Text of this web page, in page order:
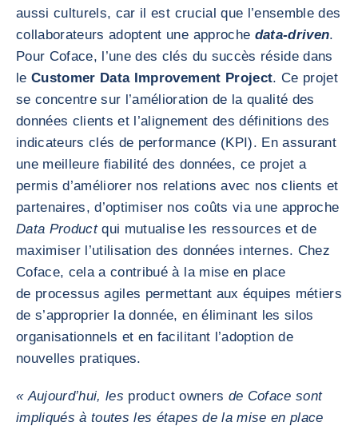
aussi culturels, car il est crucial que l’ensemble des
collaborateurs adoptent une approche data-driven.
Pour Coface, l’une des clés du succès réside dans
leCustomer Data Improvement Project. Ce projet
se concentre sur l’amélioration de la qualité des
données clients et l’alignement des définitions des
indicateurs clés de performance (KPI). En assurant
une meilleure fiabilité des données, ce projet a
permis d’améliorer nos relations avec nos clients et
partenaires, d’optimiser nos coûts via une approche
Data Productqui mutualise les ressources et de
maximiser l’utilisation des données internes. Chez
Coface, cela a contribué à la mise en place
de processus agiles permettant aux équipes métiers
de s’approprier la donnée, en éliminant les silos
organisationnels et en facilitant l’adoption de
nouvelles pratiques.
« Aujourd’hui, les product owners de Coface sont
impliqués à toutes les étapes de la mise en place